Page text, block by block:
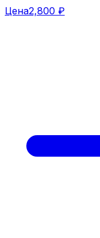
Цена2,800 ₽